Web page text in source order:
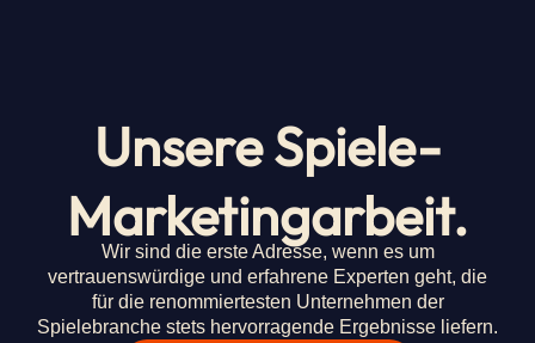
Unsere Spiele-
Marketingarbeit.
Wir sind die erste Adresse, wenn es um
vertrauenswürdige und erfahrene Experten geht, die
für die renommiertesten Unternehmen der
Spielebranche stets hervorragende Ergebnisse liefern.